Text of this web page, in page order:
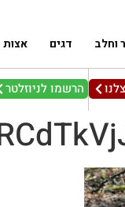
וחלב דגים אצות
הרשמו לניוזלטר